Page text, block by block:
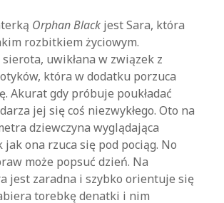
Orphan Black jest Sara, która
rozbitkiem życiowym.
sierota, uwikłana w związek z
która w dodatku porzuca
Akurat gdy próbuje poukładać
jej się coś niezwykłego. Oto na
dziewczyna wyglądająca
jak ona rzuca się pod pociąg. No
może popsuć dzień. Na
jest zaradna i szybko orientuje się
torebkę denatki i nim